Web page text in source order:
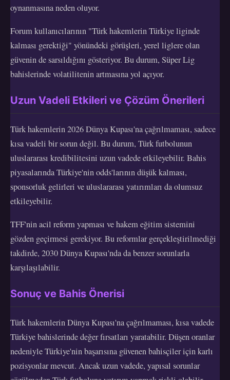
oynanmasına neden oluyor.
Forum kullanıcılarının "Türk hakemlerin Türkiye liginde
kalması gerektiği" yönündeki görüşleri, yerel liglere olan
güvenin de sarsıldığını gösteriyor. Bu durum, Süper Lig
bahislerinde volatilitenin artmasına yol açıyor.
Uzun Vadeli Etkileri ve Çözüm Önerileri
Türk hakemlerin 2026 Dünya Kupası'na çağrılmaması, sadece
kısa vadeli bir sorun değil. Bu durum, Türk futbolunun
uluslararası kredibilitesini uzun vadede etkileyebilir. Bahis
piyasalarında Türkiye'nin odds'larının düşük kalması,
sponsorluk gelirleri ve uluslararası yatırımları da olumsuz
etkileyebilir.
TFF'nin acil reform yapması ve hakem eğitim sistemini
gözden geçirmesi gerekiyor. Bu reformlar gerçekleştirilmediği
takdirde, 2030 Dünya Kupası'nda da benzer sorunlarla
karşılaşılabilir.
Sonuç ve Bahis Önerisi
Türk hakemlerin Dünya Kupası'na çağrılmaması, kısa vadede
Türkiye bahislerinde değer fırsatları yaratabilir. Düşen oranlar
nedeniyle Türkiye'nin başarısına güvenen bahisçiler için karlı
pozisyonlar mevcut. Ancak uzun vadede, yapısal sorunlar